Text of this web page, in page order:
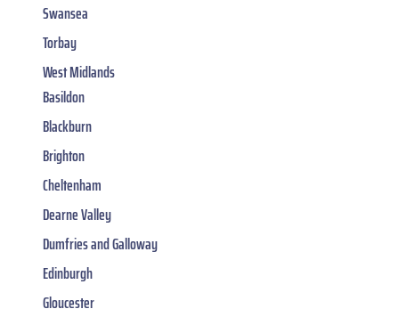
Swansea
Torbay
West Midlands
Basildon
Blackburn
Brighton
Cheltenham
Dearne Valley
Dumfries and Galloway
Edinburgh
Gloucester